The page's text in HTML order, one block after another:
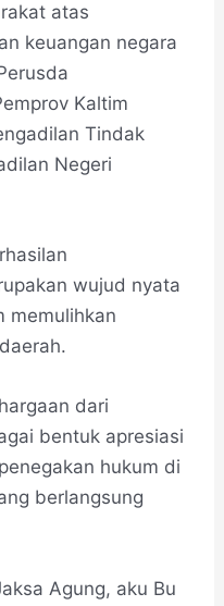
atas
keuangan negara
Kaltim
Tindak
Negeri
wujud nyata
memulihkan
dari
bentuk apresiasi
hukum di
berlangsung
Agung, aku Bu